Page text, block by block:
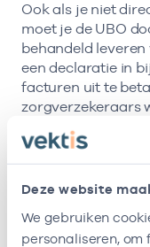
Deze website
We gebruiken
personaliseren,
Ook als je niet
moet je de UBO
behandeld
een declaratie in
facturen uit te
zorgverzekeraars
onderneming
Rol van
Vektis vraagt